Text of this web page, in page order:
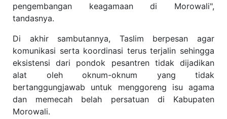
pengembangan keagamaan di Morowali",
tandasnya.
Di akhir sambutannya, Taslim berpesan agar
komunikasi serta koordinasi terus terjalin sehingga
eksistensi dari pondok pesantren tidak dijadikan
alat oleh oknum-oknum yang tidak
bertanggungjawab untuk menggoreng isu agama
dan memecah belah persatuan di Kabupaten
Morowali.